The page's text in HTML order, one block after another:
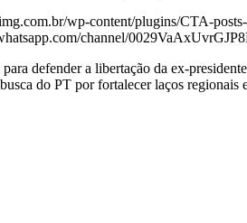
wp-content/plugins/CTA-
channel/
defender a libertação da ex-
do PT por fortalecer laços